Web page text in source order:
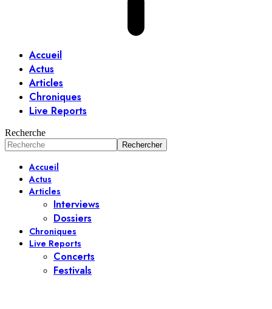
Accueil
Actus
Articles
Chroniques
Live Reports
Recherche
Accueil
Actus
Articles
Interviews
Dossiers
Chroniques
Live Reports
Concerts
Festivals